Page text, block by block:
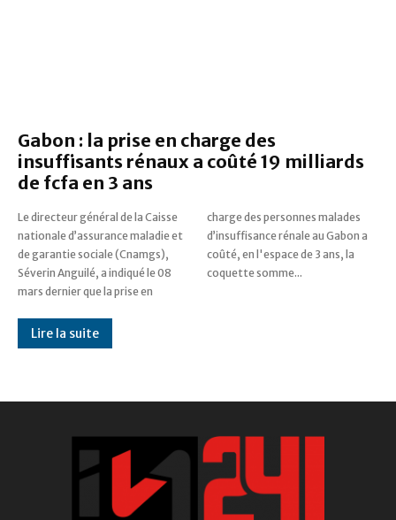
Gabon : la prise en charge des
insuffisants rénaux a coûté 19 milliards
de fcfa en 3 ans
Le directeur général de la Caisse
nationale d’assurance maladie et
de garantie sociale (Cnamgs),
Séverin Anguilé, a indiqué le 08
mars dernier que la prise en
charge des personnes malades
d’insuffisance rénale au Gabon a
coûté, en l'espace de 3 ans, la
coquette somme...
Lire la suite